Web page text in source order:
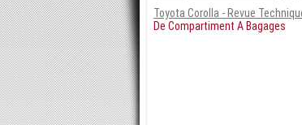
Toyota Corolla - Revue
De Compartiment A Bagages